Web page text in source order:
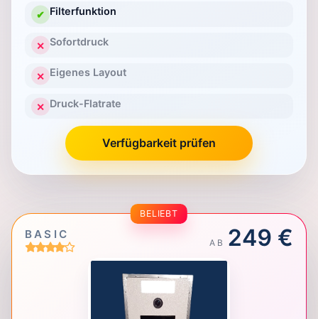
✔ Filterfunktion
✕ Sofortdruck
✕ Eigenes Layout
✕ Druck-Flatrate
Verfügbarkeit prüfen
BELIEBT
BASIC
AB 249 €